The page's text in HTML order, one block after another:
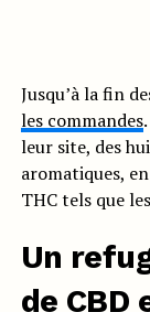
Jusqu’à la fin
les commandes
leur site, des
aromatiques,
THC tels que
Un
de CBD